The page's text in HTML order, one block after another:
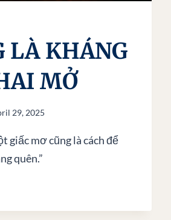
LÀ KHÁNG
MỞ
29, 2025
giấc mơ cũng là cách để
quên.”